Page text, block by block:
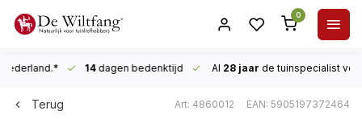
0
14dagen bedenktijd Al 28 jaar de tuinspecialist
Terug Art: 4860012 EAN: 5905197372464